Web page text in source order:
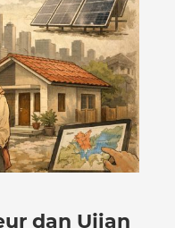
dan Ujian